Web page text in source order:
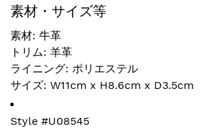
素材・サイズ等
素材: 牛革
トリム: 羊革
ライニング: ポリエステル
サイズ: W11cm x H8.6cm x D3.5cm
Style #U08545